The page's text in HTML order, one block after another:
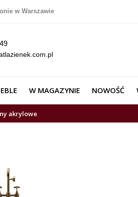
w Warszawie
W MAGAZYNIE NOWOŚĆ
akrylowe